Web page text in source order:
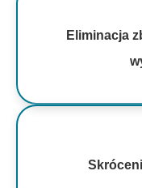
Eliminacja